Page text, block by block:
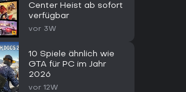
Center Heist ab sofort
verfügbar
vor 3W
10 Spiele ähnlich wie
GTA für PC im Jahr
2026
vor 12W